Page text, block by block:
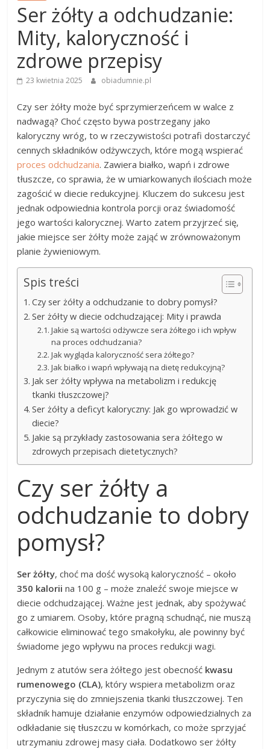
Ser żółty a odchudzanie:
Mity, kaloryczność i
zdrowe przepisy
23 kwietnia 2025 obiadumnie.pl
Czy ser żółty może być sprzymierzeńcem w walce z
nadwagą? Choć często bywa postrzegany jako
kaloryczny wróg, to w rzeczywistości potrafi dostarczyć
cennych składników odżywczych, które mogą wspierać
proces odchudzania. Zawiera białko, wapń i zdrowe
tłuszcze, co sprawia, że w umiarkowanych ilościach może
zagościć w diecie redukcyjnej. Kluczem do sukcesu jest
jednak odpowiednia kontrola porcji oraz świadomość
jego wartości kalorycznej. Warto zatem przyjrzeć się,
jakie miejsce ser żółty może zająć w zrównoważonym
planie żywieniowym.
Spis treści
Czy ser żółty a odchudzanie to dobry pomysł?
Ser żółty w diecie odchudzającej: Mity i prawda
Jakie są wartości odżywcze sera żółtego i ich wpływ
na proces odchudzania?
Jak wygląda kaloryczność sera żółtego?
Jak białko i wapń wpływają na dietę redukcyjną?
Jak ser żółty wpływa na metabolizm i redukcję
tkanki tłuszczowej?
Ser żółty a deficyt kaloryczny: Jak go wprowadzić w
diecie?
Jakie są przykłady zastosowania sera żółtego w
zdrowych przepisach dietetycznych?
Czy ser żółty a
odchudzanie to dobry
pomysł?
Ser żółty, choć ma dość wysoką kaloryczność – około
350 kalorii na 100 g – może znaleźć swoje miejsce w
diecie odchudzającej. Ważne jest jednak, aby spożywać
go z umiarem. Osoby, które pragną schudnąć, nie muszą
całkowicie eliminować tego smakołyku, ale powinny być
świadome jego wpływu na proces redukcji wagi.
Jednym z atutów sera żółtego jest obecność kwasu
rumenowego (CLA), który wspiera metabolizm oraz
przyczynia się do zmniejszenia tkanki tłuszczowej. Ten
składnik hamuje działanie enzymów odpowiedzialnych za
odkładanie się tłuszczu w komórkach, co może sprzyjać
utrzymaniu zdrowej masy ciała. Dodatkowo ser żółty